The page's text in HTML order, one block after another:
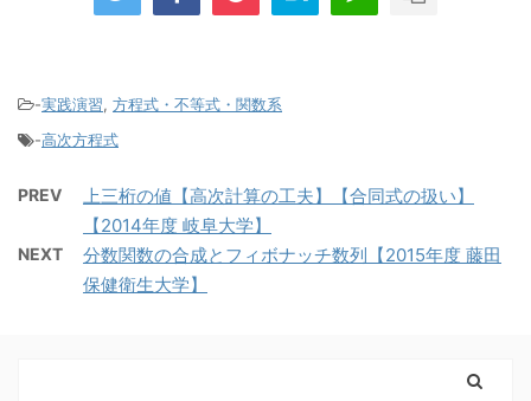
-実践演習, 方程式・不等式・関数系
-高次方程式
PREV
上三桁の値【高次計算の工夫】【合同式の扱い】
【2014年度 岐阜大学】
NEXT
分数関数の合成とフィボナッチ数列【2015年度 藤田
保健衛生大学】